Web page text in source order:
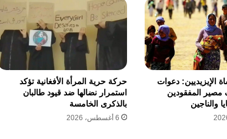
الإيزيديين: دعوات
المفقودين
والناجين
حركة حرية المرأة الأفغانية تؤكد
استمرار نضالها ضد قيود طالبان
بالذكرى الخامسة
6 أغسطس، 2026